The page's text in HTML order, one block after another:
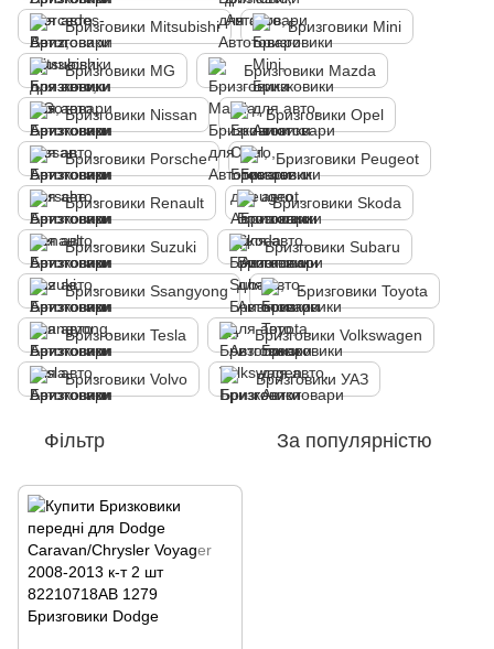
Бризговики Mitsubishi Бризговики Mini
Бризговики MG Бризговики Mazda
Бризговики Nissan Бризговики Opel
Бризговики Porsche Бризговики Peugeot
Бризговики Renault Бризговики Skoda
Бризговики Suzuki Бризговики Subaru
Бризговики Ssangyong Бризговики Toyota
Бризговики Tesla Бризговики Volkswagen
Бризговики Volvo Бризговики УАЗ
Фільтр За популярністю